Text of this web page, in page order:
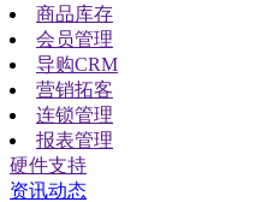
商品库存
会员管理
导购CRM
营销拓客
连锁管理
报表管理
硬件支持
资讯动态